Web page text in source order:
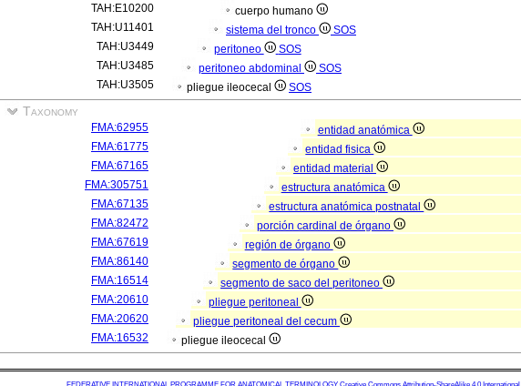
TAH:E10200
cuerpo humano
TAH:U11401
sistema del tronco
SOS
TAH:U3449
peritoneo
SOS
TAH:U3485
peritoneo abdominal
SOS
TAH:U3505
pliegue ileocecal SOS
Taxonomy
FMA:62955
entidad anatómica
FMA:61775
entidad fisica
FMA:67165
entidad material
FMA:305751
estructura anatómica
FMA:67135
estructura anatómica postnatal
FMA:82472
porción cardinal de órgano
FMA:67619
región de órgano
FMA:86140
segmento de órgano
FMA:16514
segmento de saco del peritoneo
FMA:20610
pliegue peritoneal
FMA:20620
pliegue peritoneal del cecum
FMA:16532
pliegue ileocecal